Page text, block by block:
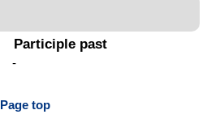
Participle past
-
Page top